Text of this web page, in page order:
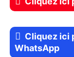
Cliquez ici
WhatsApp